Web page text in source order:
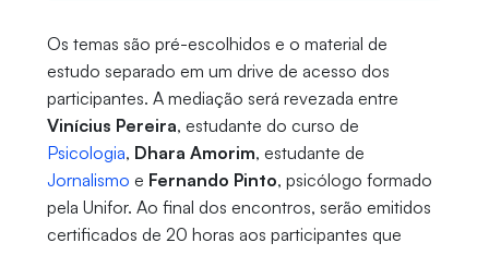
Os temas são pré-escolhidos e o material de
estudo separado em um drive de acesso dos
participantes. A mediação será revezada entre
Vinícius Pereira, estudante do curso de
Psicologia, Dhara Amorim, estudante de
Jornalismo e Fernando Pinto, psicólogo formado
pela Unifor. Ao final dos encontros, serão emitidos
certificados de 20 horas aos participantes que